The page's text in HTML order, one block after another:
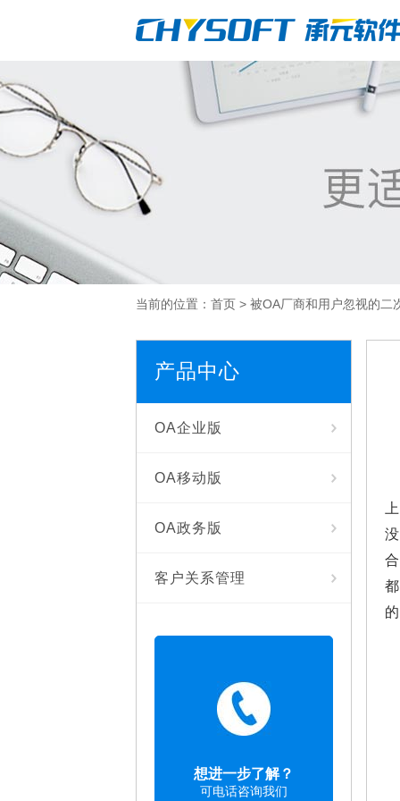
当前的位置： 首页 > 被OA厂商和用户忽视的二
产品中心
OA企业版
OA移动版
OA政务版
客户关系管理
想进一步了解？
可电话咨询我们